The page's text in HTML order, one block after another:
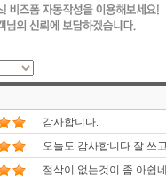
감사합니다.
오늘도 감사합니다 잘 쓰
절삭이 없는것이 좀 아쉽